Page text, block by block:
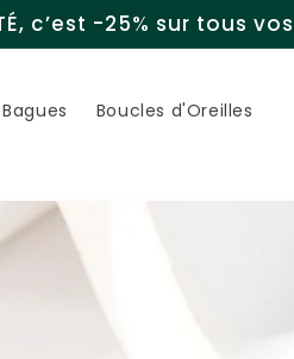
c’est -25% sur tous
Bagues Boucles d'Oreilles